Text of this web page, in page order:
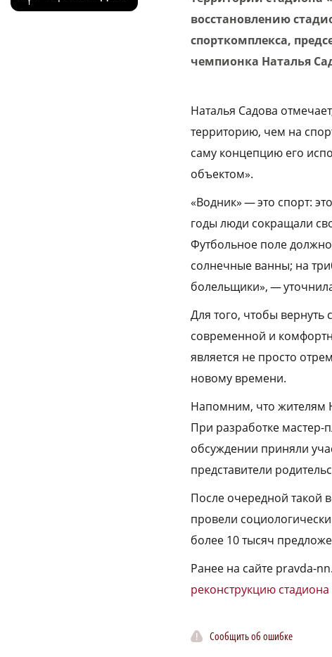
восстановлению
спорткомплекса,
чемпионка Наталья
Наталья Садова
территорию, чем на
саму концепцию его
объектом».
«Водник» — это спорт:
годы люди сокращали
Футбольное поле
солнечные ванны; на
болельщики», —
Для того, чтобы вернуть
современной и
является не просто
новому времени.
Напомним, что жителям
При разработке мастер-
обсуждении приняли
представители
После очередной такой
провели
более 10 тысяч
Ранее на сайте pravda-
реконструкцию стадиона
Сообщить об ошибке